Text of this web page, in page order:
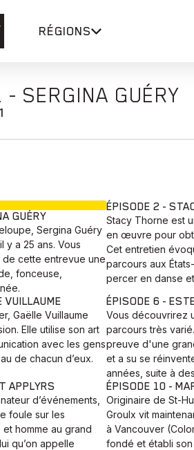
RÉGIONS
- SERGINA GUÉRY
GUÉRY
Sergina Guéry
y a 25 ans. Vous
cette entrevue une
fonceuse,
ÉPISODE 2 -
Stacy Thorne est
en œuvre pour
Cet entretien
parcours aux
percer en danse
VUILLAUME
Gaëlle Vuillaume
Elle utilise son art
avec les gens
de chacun d’eux.
ÉPISODE 6 -
Vous découvrirez
parcours très
preuve d'une
et a su se
années, suite à
APPLYRS
d’événements,
foule sur les
homme au grand
qu’on appelle
ÉPISODE 10 -
Originaire de St-
Groulx vit
à Vancouver
fondé et établi